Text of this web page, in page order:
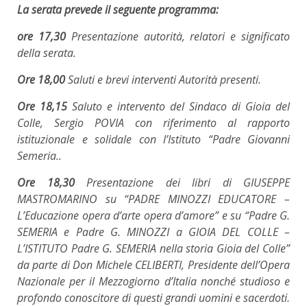
La serata prevede il seguente programma:
ore 17,30Presentazione autorità, relatori e significato
della serata.
Ore 18,00Saluti e brevi interventi Autorità presenti.
Ore 18,15Saluto e intervento del Sindaco di Gioia del
Colle, Sergio POVIA con riferimento al rapporto
istituzionale e solidale con l’Istituto “Padre Giovanni
Semeria..
Ore 18,30Presentazione dei libri di GIUSEPPE
MASTROMARINO su “PADRE MINOZZI EDUCATORE –
L’Educazione opera d’arte opera d’amore” e su “Padre G.
SEMERIA e Padre G. MINOZZI a GIOIA DEL COLLE –
L’ISTITUTO Padre G. SEMERIA nella storia Gioia del Colle”
da parte di Don Michele CELIBERTI, Presidente dell’Opera
Nazionale per il Mezzogiorno d’Italia nonché studioso e
profondo conoscitore di questi grandi uomini e sacerdoti.